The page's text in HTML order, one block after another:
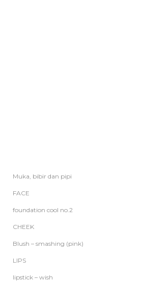
Muka, bibir dan pipi
FACE
foundation cool no.2
CHEEK
Blush – smashing (pink)
LIPS
lipstick – wish